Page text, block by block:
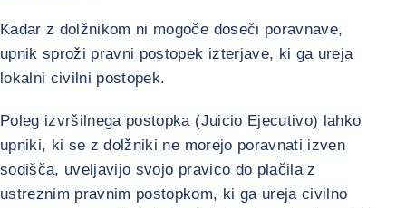
Kadar z dolžnikom ni mogoče doseči poravnave,
upnik sproži pravni postopek izterjave, ki ga ureja
lokalni civilni postopek.
Poleg izvršilnega postopka (Juicio Ejecutivo) lahko
upniki, ki se z dolžniki ne morejo poravnati izven
sodišča, uveljavijo svojo pravico do plačila z
ustreznim pravnim postopkom, ki ga ureja civilno